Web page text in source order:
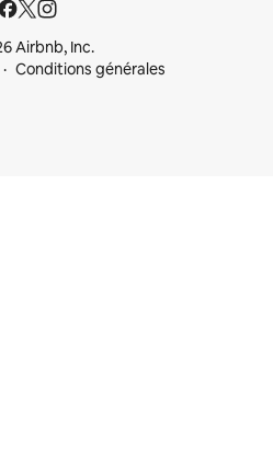
Airbnb, Inc.
Conditions générales